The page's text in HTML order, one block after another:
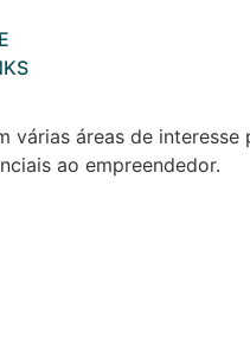
várias áreas de
ao empreendedor.